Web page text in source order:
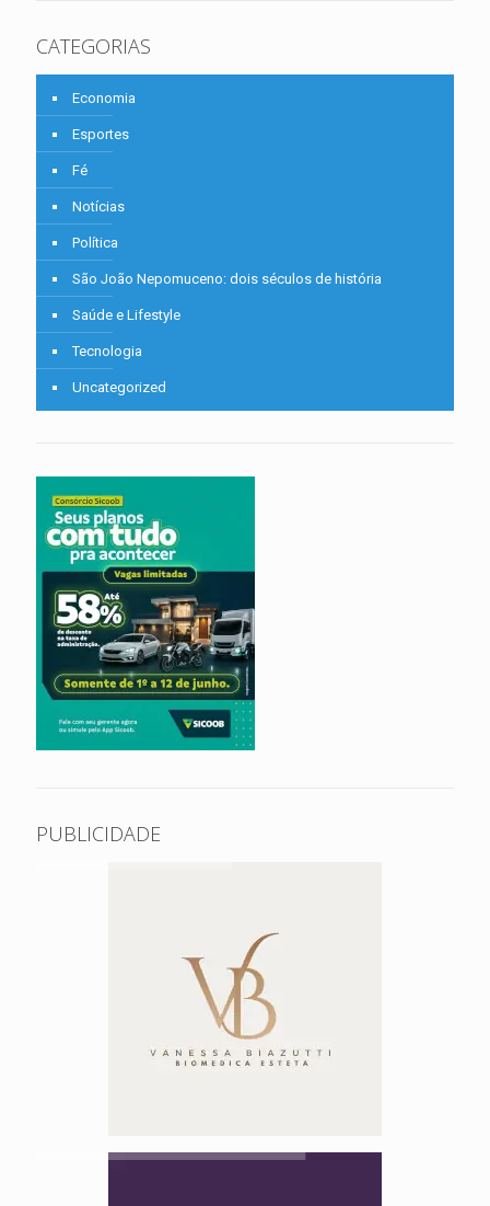
CATEGORIAS
Economia
Esportes
Fé
Notícias
Política
São João Nepomuceno: dois séculos de história
Saúde e Lifestyle
Tecnologia
Uncategorized
PUBLICIDADE